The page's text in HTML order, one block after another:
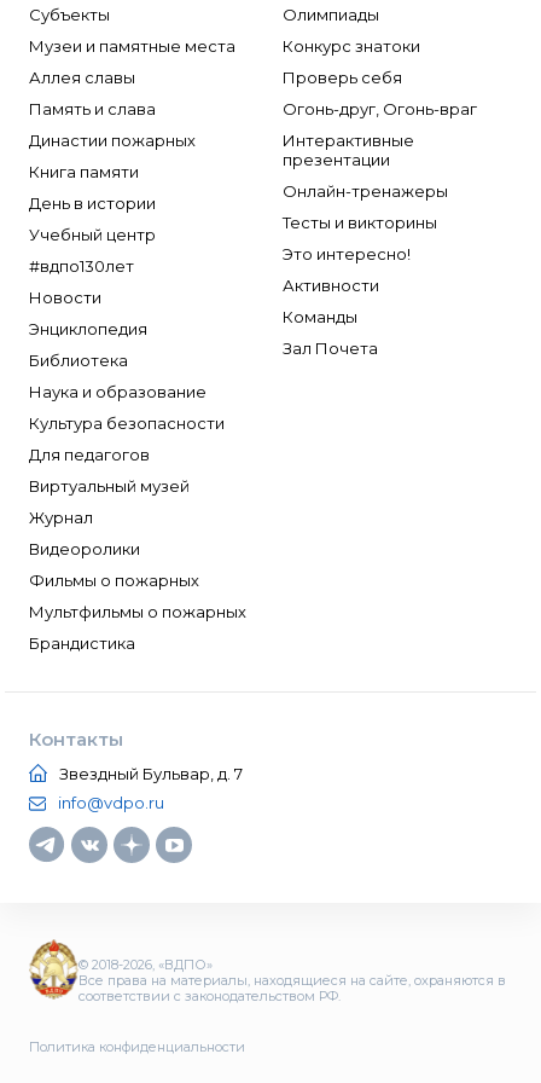
Субъекты
Музеи и памятные места
Аллея славы
Память и слава
Династии пожарных
Книга памяти
День в истории
Учебный центр
#вдпо130лет
Новости
Энциклопедия
Библиотека
Наука и образование
Культура безопасности
Для педагогов
Виртуальный музей
Журнал
Видеоролики
Фильмы о пожарных
Мультфильмы о пожарных
Брандистика
Олимпиады
Конкурс знатоки
Проверь себя
Огонь-друг, Огонь-враг
Интерактивные
презентации
Онлайн-тренажеры
Тесты и викторины
Это интересно!
Активности
Команды
Зал Почета
Контакты
Звездный Бульвар, д. 7
info@vdpo.ru
© 2018-2026, «ВДПО»
Все права на материалы, находящиеся на сайте, охраняются в
соответствии с законодательством РФ.
Политика конфиденциальности